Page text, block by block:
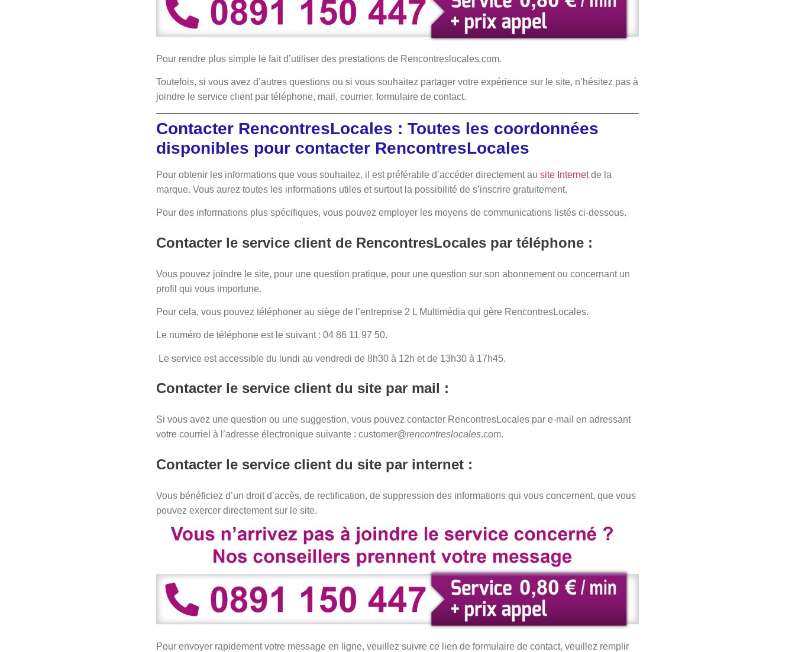
Pour rendre plus simple le fait d’utiliser des prestations de Rencontreslocales.com.
Toutefois, si vous avez d’autres questions ou si vous souhaitez partager votre expérience sur le site, n’hésitez pas à
joindre le service client par téléphone, mail, courrier, formulaire de contact.
Contacter RencontresLocales : Toutes les coordonnées
disponibles pour contacter RencontresLocales
Pour obtenir les informations que vous souhaitez, il est préférable d’accéder directement au site Internetde la
marque. Vous aurez toutes les informations utiles et surtout la possibilité de s’inscrire gratuitement.
Pour des informations plus spécifiques, vous pouvez employer les moyens de communications listés ci-dessous.
Contacter le service client de RencontresLocales par téléphone :
Vous pouvez joindre le site, pour une question pratique, pour une question sur son abonnement ou concernant un
profil qui vous importune.
Pour cela, vous pouvez téléphoner au siège de l’entreprise 2 L Multimédia qui gère RencontresLocales.
Le numéro de téléphone est le suivant : 04 86 11 97 50.
Le service est accessible du lundi au vendredi de 8h30 à 12h et de 13h30 à 17h45.
Contacter le service client du site par mail :
Si vous avez une question ou une suggestion, vous pouvez contacter RencontresLocales par e-mail en adressant
votre courriel à l’adresse électronique suivante : customer@rencontreslocales.com.
Contacter le service client du site par internet :
Vous bénéficiez d’un droit d’accès, de rectification, de suppression des informations qui vous concernent, que vous
pouvez exercer directement sur le site.
Pour envoyer rapidement votre message en ligne, veuillez suivre ce lien de formulaire de contact, veuillez remplir